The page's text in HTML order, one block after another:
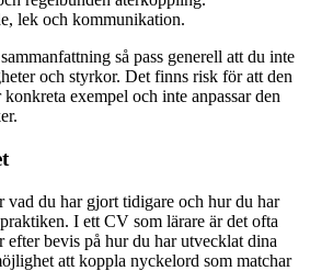
lek och kommunikation.
så pass generell att du inte
och styrkor. Det finns risk för att den
exempel och inte anpassar den
vad du har gjort tidigare och hur du har
I ett CV som lärare är det ofta
efter bevis på hur du har utvecklat dina
att koppla nyckelord som matchar